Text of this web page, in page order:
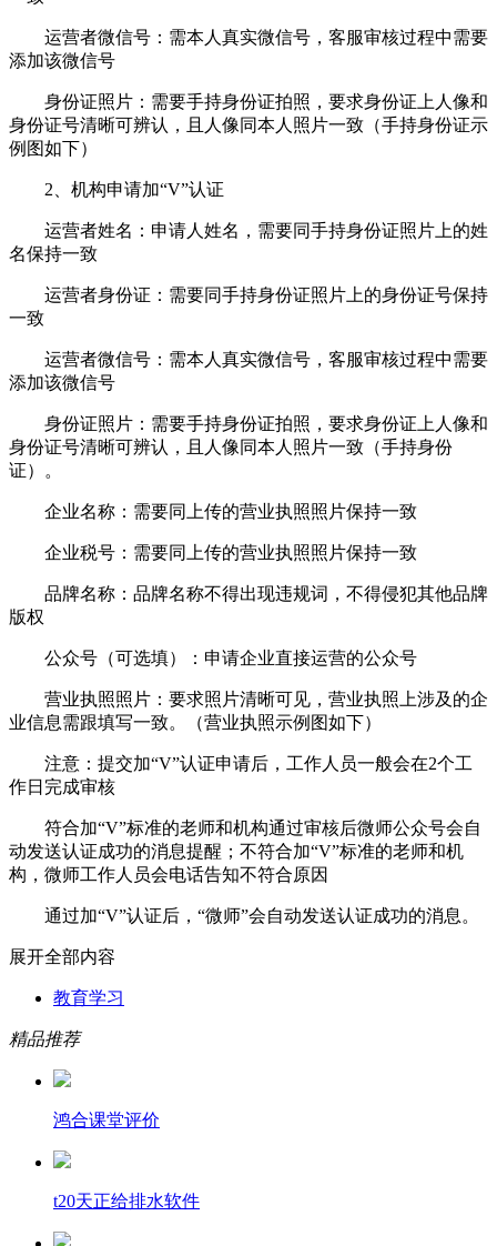
运营者微信号：需本人真实微信号，客服审核过程中需要
添加该微信号
身份证照片：需要手持身份证拍照，要求身份证上人像和
身份证号清晰可辨认，且人像同本人照片一致（手持身份证示
例图如下）
2、机构申请加“V”认证
运营者姓名：申请人姓名，需要同手持身份证照片上的姓
名保持一致
运营者身份证：需要同手持身份证照片上的身份证号保持
一致
运营者微信号：需本人真实微信号，客服审核过程中需要
添加该微信号
身份证照片：需要手持身份证拍照，要求身份证上人像和
身份证号清晰可辨认，且人像同本人照片一致（手持身份
证）。
企业名称：需要同上传的营业执照照片保持一致
企业税号：需要同上传的营业执照照片保持一致
品牌名称：品牌名称不得出现违规词，不得侵犯其他品牌
版权
公众号（可选填）：申请企业直接运营的公众号
营业执照照片：要求照片清晰可见，营业执照上涉及的企
业信息需跟填写一致。（营业执照示例图如下）
注意：提交加“V”认证申请后，工作人员一般会在2个工
作日完成审核
符合加“V”标准的老师和机构通过审核后微师公众号会自
动发送认证成功的消息提醒；不符合加“V”标准的老师和机
构，微师工作人员会电话告知不符合原因
通过加“V”认证后，“微师”会自动发送认证成功的消息。
展开全部内容
教育学习
精品推荐
鸿合课堂评价
t20天正给排水软件